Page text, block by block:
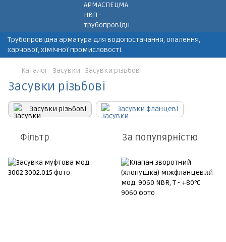
Трубопровідна арматура для водопостачання, опалення,
харчової, хімічної промисловості.
Каталог Засувки Засувки різьбові
Засувки різьбові
Засувки різьбові Засувки фланцеві
Фільтр За популярністю